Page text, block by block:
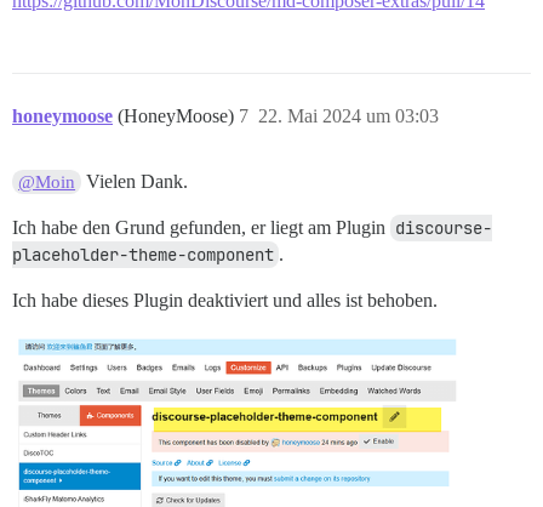
honeymoose (HoneyMoose) 22. Mai 2024 um 03:03
7
@Moin Vielen Dank.
Ich habe den Grund gefunden, er liegt am Plugin discourse-
placeholder-theme-component .
Ich habe dieses Plugin deaktiviert und alles ist behoben.